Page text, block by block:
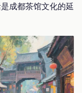
成都茶馆文化的延